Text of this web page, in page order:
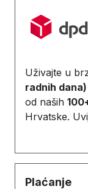
Uživajte u
radnih dana)
od naših
Hrvatske.
Plaćanje